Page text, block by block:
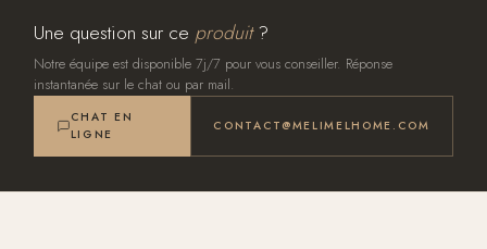
Une question sur ce produit?
Notre équipe est disponible 7j/7 pour vous conseiller. Réponse
instantanée sur le chat ou par mail.
CHAT EN
LIGNE
CONTACT@MELIMELHOME.COM